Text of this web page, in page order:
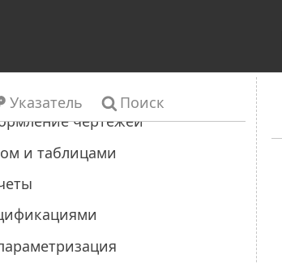
Указатель Поиск